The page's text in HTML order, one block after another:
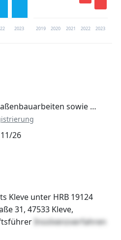
2023 2019 2020 2021 2022 2023
sowie …
26
Kleve unter HRB 19124
31, 47533 Kleve,
Insolvenzverfahren